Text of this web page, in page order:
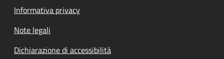
Informativa privacy
Note legali
Dichiarazione di accessibilità